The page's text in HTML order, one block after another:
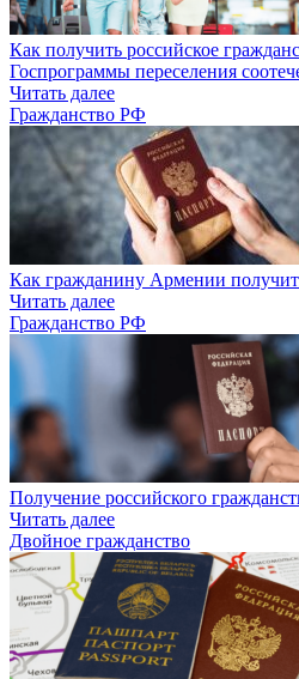
Как получить российское
Госпрограммы переселения
Читать далее
Гражданство РФ
Как гражданину Армении
Читать далее
Гражданство РФ
Получение российского
Читать далее
Двойное гражданство